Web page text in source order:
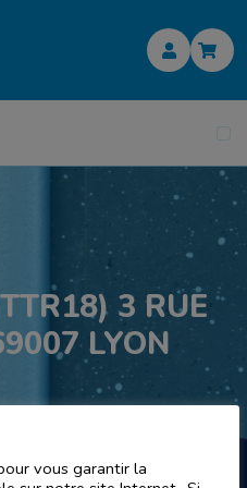
3 RUE
LYON
vous garantir la